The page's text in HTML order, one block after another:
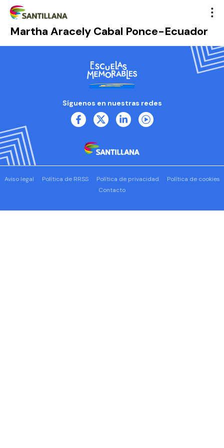
Martha Aracely Cabal Ponce-Ecuador
Síguenos en nuestras redes
Aviso legal Política de RRSS Política de privacidad
Política de cookies
Contacto